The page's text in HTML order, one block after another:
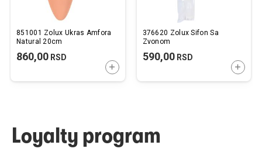
851001 Zolux Ukras Amfora
Natural 20cm
860,00 RSD
DODAJTE U KORPU
376620 Zolux Sifon Sa
Zvonom
590,00RSD
Loyalty program